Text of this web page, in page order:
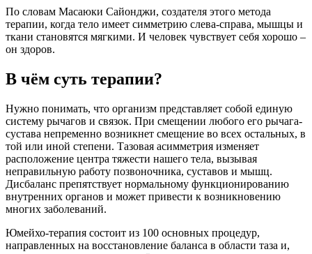
По словам Масаюки Сайонджи, создателя этого метода
терапии, когда тело имеет симметрию слева-справа, мышцы и
ткани становятся мягкими. И человек чувствует себя хорошо –
он здоров.
В чём суть терапии?
Нужно понимать, что организм представляет собой единую
систему рычагов и связок. При смещении любого его рычага-
сустава непременно возникнет смещение во всех остальных, в
той или иной степени. Тазовая асимметрия изменяет
расположение центра тяжести нашего тела, вызывая
неправильную работу позвоночника, суставов и мышц.
Дисбаланс препятствует нормальному функционированию
внутренних органов и может привести к возникновению
многих заболеваний.
Юмейхо-терапия состоит из 100 основных процедур,
направленных на восстановление баланса в области таза и,